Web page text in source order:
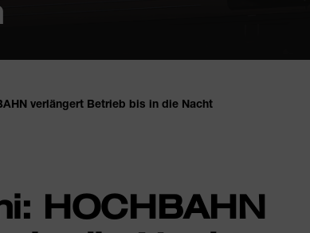
verlängert Betrieb bis in die Nacht
HOCHBAHN